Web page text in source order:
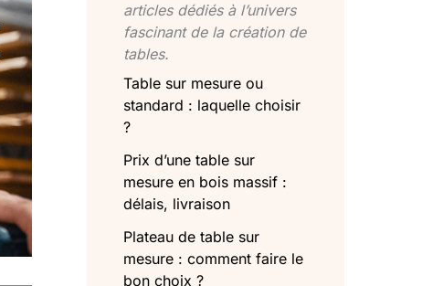
articles dédiés à l’univers
fascinant de la création de
tables.
Table sur mesure ou
standard : laquelle choisir
?
Prix d’une table sur
mesure en bois massif :
délais, livraison
Plateau de table sur
mesure : comment faire le
bon choix ?